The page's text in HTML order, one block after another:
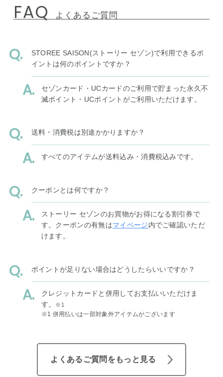
FAQ よくあるご質問
STOREE SAISON(ストーリー セゾン)で利用できるポ
イントは何のポイントですか？
セゾンカード・UCカードのご利用で貯まった永久不
滅ポイント・UCポイントがご利用いただけます。
送料・消費税は別途かかりますか？
すべてのアイテムが送料込み・消費税込みです。
クーポンとは何ですか？
ストーリー セゾンのお買物がお得になる割引券で
す。クーポンの有無はマイページ内でご確認いただ
けます。
ポイントが足りない場合はどうしたらいいですか？
クレジットカードと併用してお支払いいただけま
す。
※1
※1 併用払いは一部対象外アイテムがございます
よくあるご質問をもっと見る